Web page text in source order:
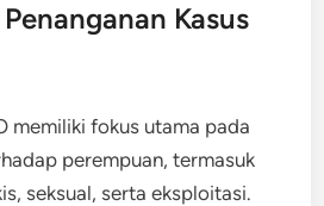
Kasus
memiliki fokus utama pada
perempuan, termasuk
seksual, serta eksploitasi.